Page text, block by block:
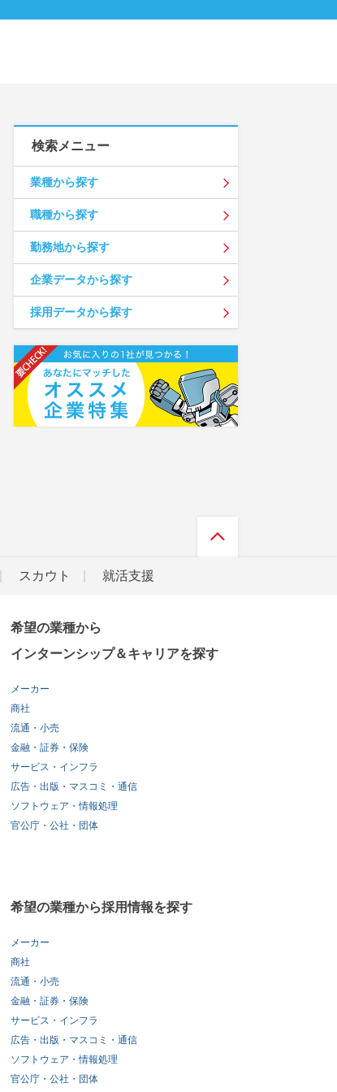
検索メニュー
業種から探す
職種から探す
勤務地から探す
企業データから探す
採用データから探す
スカウト 就活支援
希望の業種から
インターンシップ＆キャリアを探す
メーカー
商社
流通・小売
金融・証券・保険
サービス・インフラ
広告・出版・マスコミ・通信
ソフトウェア・情報処理
官公庁・公社・団体
希望の業種から採用情報を探す
メーカー
商社
流通・小売
金融・証券・保険
サービス・インフラ
広告・出版・マスコミ・通信
ソフトウェア・情報処理
官公庁・公社・団体